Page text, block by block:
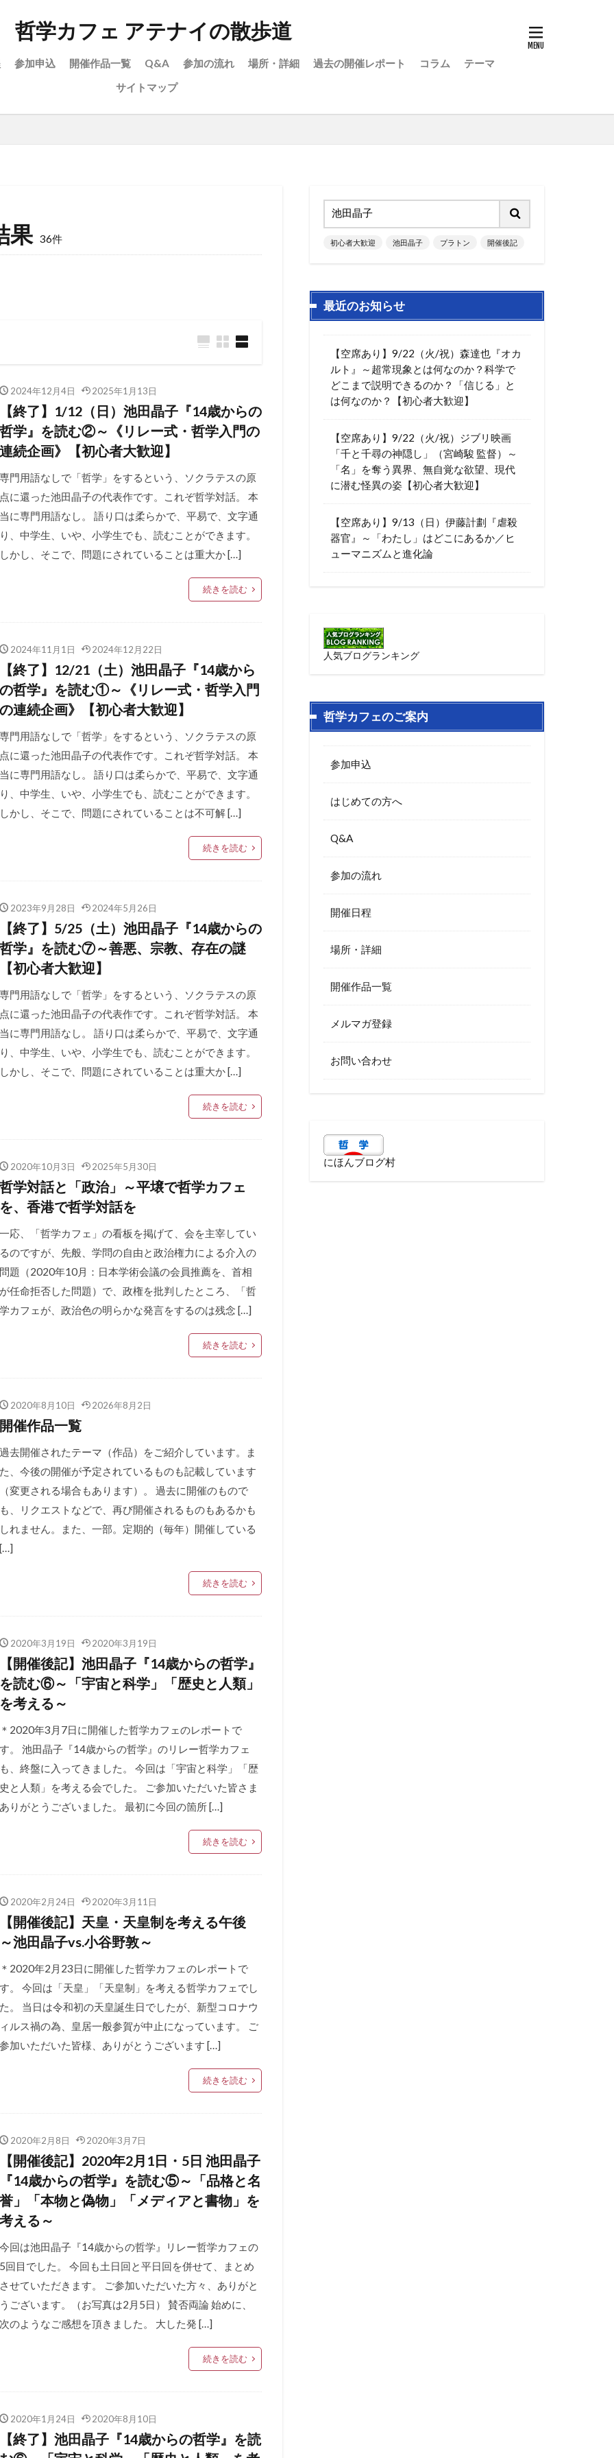
哲学カフェ アテナイの散歩道
参加申込 開催作品一覧 Q&A 参加の流れ 場所・詳細 過去の開催レポート コラム
テーマ
サイトマップ
果 36件
2024年12月4日 2025年1月13日
【終了】1/12（日）池田晶子『14歳からの
哲学』を読む②～《リレー式・哲学入門の
連続企画》【初心者大歓迎】
専門用語なしで「哲学」をするという、ソクラテスの原
点に還った池田晶子の代表作です。これぞ哲学対話。 本
当に専門用語なし。 語り口は柔らかで、平易で、文字通
り、中学生、いや、小学生でも、読むことができます。
しかし、そこで、問題にされていることは重大か […]
続きを読む
2024年11月1日 2024年12月22日
【終了】12/21（土）池田晶子『14歳から
の哲学』を読む①～《リレー式・哲学入門
の連続企画》【初心者大歓迎】
専門用語なしで「哲学」をするという、ソクラテスの原
点に還った池田晶子の代表作です。これぞ哲学対話。 本
当に専門用語なし。 語り口は柔らかで、平易で、文字通
り、中学生、いや、小学生でも、読むことができます。
しかし、そこで、問題にされていることは不可解 […]
続きを読む
2023年9月28日 2024年5月26日
【終了】5/25（土）池田晶子『14歳からの
哲学』を読む⑦～善悪、宗教、存在の謎
【初心者大歓迎】
専門用語なしで「哲学」をするという、ソクラテスの原
点に還った池田晶子の代表作です。これぞ哲学対話。 本
当に専門用語なし。 語り口は柔らかで、平易で、文字通
り、中学生、いや、小学生でも、読むことができます。
しかし、そこで、問題にされていることは重大か […]
続きを読む
2020年10月3日 2025年5月30日
哲学対話と「政治」～平壌で哲学カフェ
を、香港で哲学対話を
一応、「哲学カフェ」の看板を掲げて、会を主宰してい
るのですが、先般、学問の自由と政治権力による介入の
問題（2020年10月：日本学術会議の会員推薦を、首相
が任命拒否した問題）で、政権を批判したところ、「哲
学カフェが、政治色の明らかな発言をするのは残念 […]
続きを読む
2020年8月10日 2026年8月2日
開催作品一覧
過去開催されたテーマ（作品）をご紹介しています。ま
た、今後の開催が予定されているものも記載しています
（変更される場合もあります）。 過去に開催のもので
も、リクエストなどで、再び開催されるものもあるかも
しれません。また、一部。定期的（毎年）開催している
[…]
続きを読む
2020年3月19日 2020年3月19日
【開催後記】池田晶子『14歳からの哲学』
を読む⑥～「宇宙と科学」「歴史と人類」
を考える～
＊2020年3月7日に開催した哲学カフェのレポートで
す。 池田晶子『14歳からの哲学』のリレー哲学カフェ
も、終盤に入ってきました。 今回は「宇宙と科学」「歴
史と人類」を考える会でした。 ご参加いただいた皆さま
ありがとうございました。 最初に今回の箇所 […]
続きを読む
2020年2月24日 2020年3月11日
【開催後記】天皇・天皇制を考える午後
～池田晶子vs.小谷野敦～
＊2020年2月23日に開催した哲学カフェのレポートで
す。 今回は「天皇」「天皇制」を考える哲学カフェでし
た。 当日は令和初の天皇誕生日でしたが、新型コロナウ
ィルス禍の為、皇居一般参賀が中止になっています。 ご
参加いただいた皆様、ありがとうございます […]
続きを読む
2020年2月8日 2020年3月7日
【開催後記】2020年2月1日・5日 池田晶子
『14歳からの哲学』を読む⑤～「品格と名
誉」「本物と偽物」「メディアと書物」を
考える～
今回は池田晶子『14歳からの哲学』リレー哲学カフェの
5回目でした。 今回も土日回と平日回を併せて、まとめ
させていただきます。 ご参加いただいた方々、ありがと
うございます。（お写真は2月5日） 賛否両論 始めに、
次のようなご感想を頂きました。 大した発 […]
続きを読む
2020年1月24日 2020年8月10日
【終了】池田晶子『14歳からの哲学』を読
初心者大歓迎 池田晶子 プラトン 開催後記
最近のお知らせ
【空席あり】9/22（火/祝）森達也『オカ
ルト』～超常現象とは何なのか？科学で
どこまで説明できるのか？「信じる」と
は何なのか？【初心者大歓迎】
【空席あり】9/22（火/祝）ジブリ映画
「千と千尋の神隠し」（宮崎駿 監督）～
「名」を奪う異界、無自覚な欲望、現代
に潜む怪異の姿【初心者大歓迎】
【空席あり】9/13（日）伊藤計劃『虐殺
器官』～「わたし」はどこにあるか／ヒ
ューマニズムと進化論
人気ブログランキング
哲学カフェのご案内
参加申込
はじめての方へ
Q&A
参加の流れ
開催日程
場所・詳細
開催作品一覧
メルマガ登録
お問い合わせ
にほんブログ村